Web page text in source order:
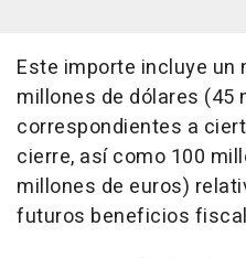
Este importe incluye un
millones de dólares (45
correspondientes a
cierre, así como 100
millones de euros)
futuros beneficios